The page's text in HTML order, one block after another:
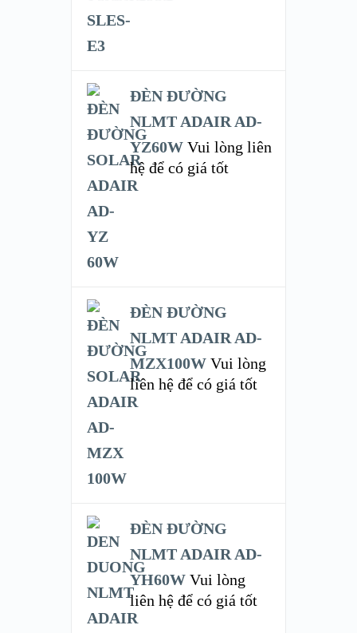
ĐÈN ĐƯỜNG
NLMT ADAIR AD-
YZ60W Vui lòng liên
hệ để có giá tốt
ĐÈN ĐƯỜNG
NLMT ADAIR AD-
MZX100W Vui lòng
liên hệ để có giá tốt
ĐÈN ĐƯỜNG
NLMT ADAIR AD-
YH60W Vui lòng
liên hệ để có giá tốt